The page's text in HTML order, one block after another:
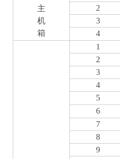
主
机
箱
2
3
4
1
2
3
4
5
6
7
8
9